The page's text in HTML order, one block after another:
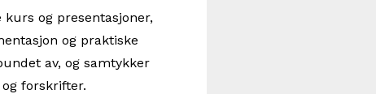
og presentasjoner,
og praktiske
av, og samtykker
forskrifter.